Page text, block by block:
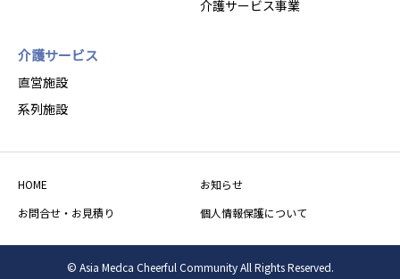
介護サービス事業
介護サービス
直営施設
系列施設
HOME
お知らせ
お問合せ・お見積り
個人情報保護について
© Asia Medca Cheerful Community All Rights Reserved.